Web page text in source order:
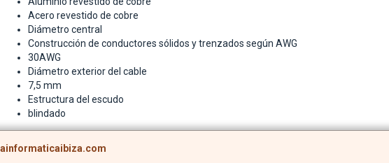
Acero revestido de cobre
Diámetro central
Construcción de conductores sólidos y trenzados según AWG
30AWG
Diámetro exterior del cable
7,5 mm
Estructura del escudo
blindado